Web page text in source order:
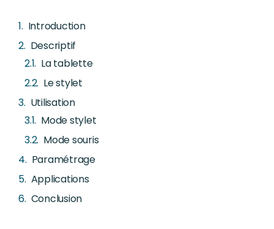
Introduction
Descriptif
La tablette
Le stylet
Utilisation
Mode stylet
Mode souris
Paramétrage
Applications
Conclusion